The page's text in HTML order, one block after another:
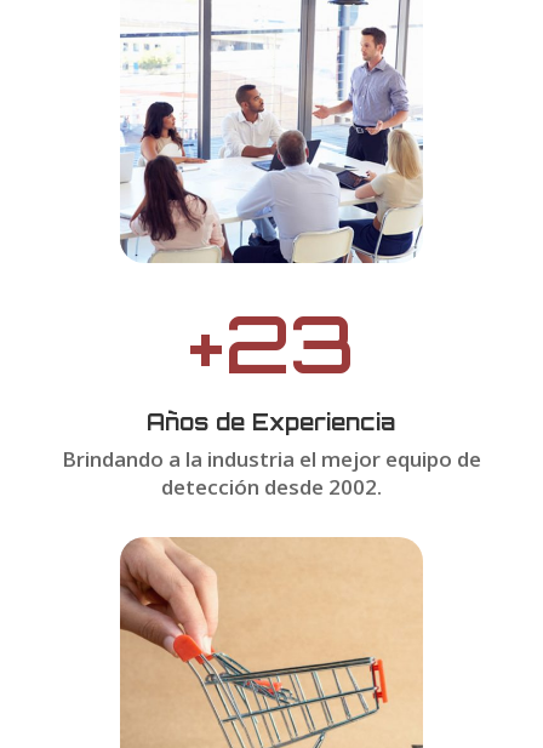
+23
Años de Experiencia
Brindando a la industria el mejor equipo de
detección desde 2002.